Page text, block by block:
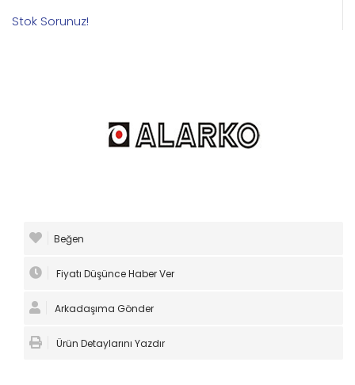
Stok Sorunuz!
Beğen
Fiyatı Düşünce Haber Ver
Arkadaşıma Gönder
Ürün Detaylarını Yazdır